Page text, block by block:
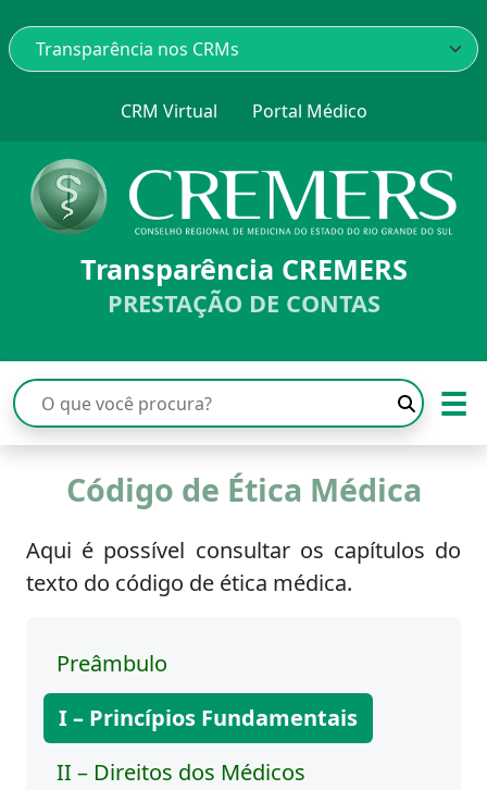
CRM Virtual Portal Médico
Transparência CREMERS
PRESTAÇÃO DE CONTAS
☰
Código de Ética Médica
Aqui é possível consultar os capítulos do
texto do código de ética médica.
Preâmbulo
I – Princípios Fundamentais
II – Direitos dos Médicos